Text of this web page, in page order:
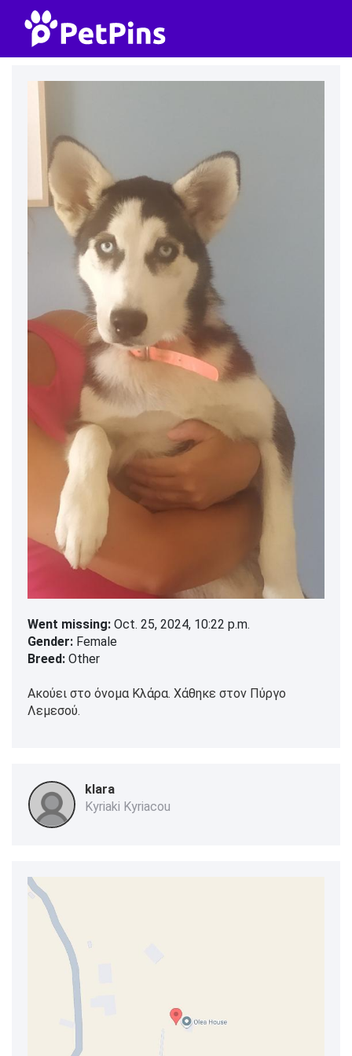
Went missing: Oct. 25, 2024, 10:22 p.m.
Gender: Female
Breed: Other
Ακούει στο όνομα Κλάρα. Χάθηκε στον Πύργο
Λεμεσού.
klara
Kyriaki Kyriacou